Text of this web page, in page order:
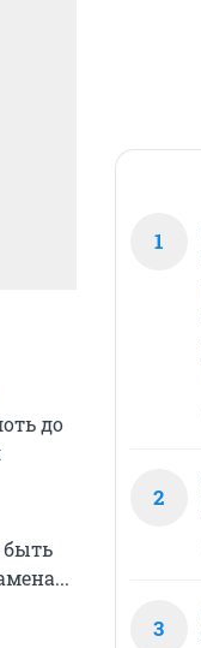
до
быть
1
2
3